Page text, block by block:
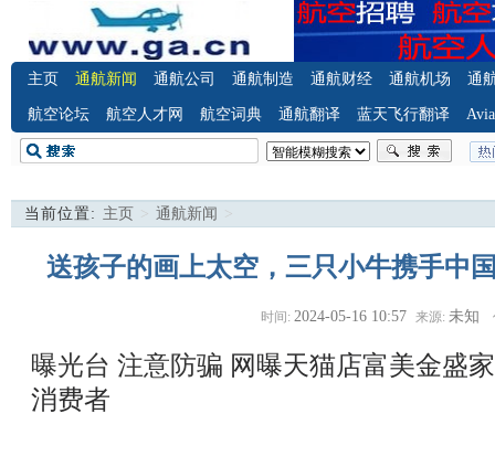
主页 通航新闻 通航公司 通航制造 通航财经 通航机场 通
航空论坛 航空人才网 航空词典 通航翻译 蓝天飞行翻译
当前位置: 主页 > 通航新闻 >
送孩子的画上太空，三只小牛携手中
时间: 2024-05-16 10:57 来源: 未知
曝光台 注意防骗 网曝天猫店富美金盛
消费者